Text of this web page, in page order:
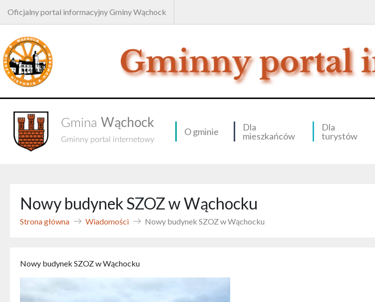
Oficjalny portal informacyjny Gminy Wąchock
Gmina Wąchock
Gminny portal internetowy
O gminie
Dla
mieszkańców
Dla
turystów
Nowy budynek SZOZ w Wąchocku
Strona główna Wiadomości Nowy budynek SZOZ w Wąchocku
Nowy budynek SZOZ w Wąchocku